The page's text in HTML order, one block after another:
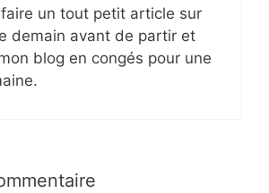
un tout petit article sur
demain avant de partir et
blog en congés pour une